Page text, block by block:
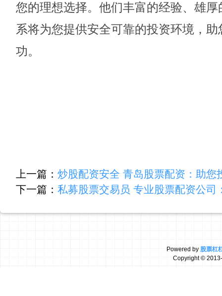
您的理想选择。他们丰富的经验、雄
系将为您提供安全可靠的投资环境，
功。
上一篇： 炒股配资安全 青岛股票配资：助您
下一篇： 私募股票交易员 专业股票配资公司
Powered by 股票杠
Copyright©